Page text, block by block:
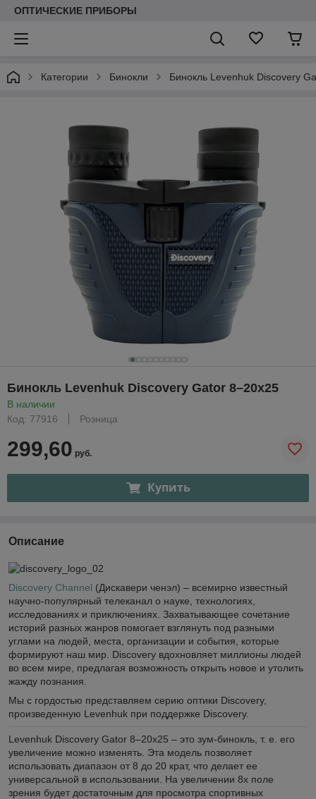
ОПТИЧЕСКИЕ ПРИБОРЫ
Категории Бинокли Бинокль Levenhuk Discovery
Бинокль Levenhuk Discovery Gator 8–20x25
В наличии
Код: 77916
Розница
299,60 руб.
Купить
Описание
Discovery Channel (Дискавери ченэл) – всемирно известный
научно-популярный телеканал о науке, технологиях,
исследованиях и приключениях. Захватывающее сочетание
историй разных жанров помогает взглянуть под разными
углами на людей, места, организации и события, которые
формируют наш мир. Discovery вдохновляет миллионы людей
во всем мире, предлагая возможность открыть новое и утолить
жажду познания.
Мы с гордостью представляем серию оптики Discovery,
произведенную Levenhuk при поддержке Discovery.
Levenhuk Discovery Gator 8–20x25 – это зум-бинокль, т. е. его
увеличение можно изменять. Эта модель позволяет
использовать диапазон от 8 до 20 крат, что делает ее
универсальной в использовании. На увеличении 8х поле
зрения будет достаточным для просмотра спортивных